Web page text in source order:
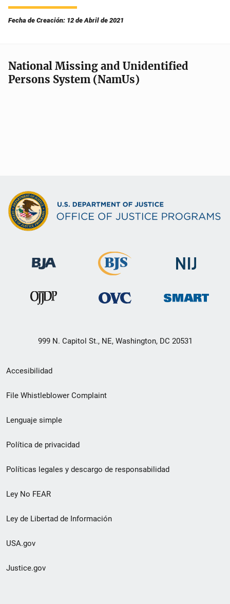
Fecha de Creación: 12 de Abril de 2021
National Missing and Unidentified
Persons System (NamUs)
999 N. Capitol St., NE, Washington, DC 20531
Menú
de
de
pie
de
página
Accesibilidad
File Whistleblower Complaint
Lenguaje simple
Política de privacidad
Políticas legales y descargo de responsabilidad
Ley No FEAR
Ley de Libertad de Información
USA.gov
Justice.gov